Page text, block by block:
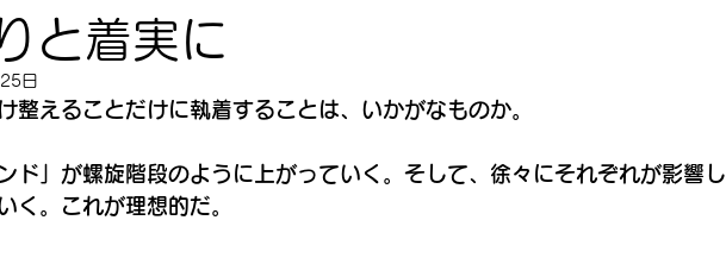
と着実に
日
整えることだけに執着することは、いかがなものか。
ド」が螺旋階段のように上がっていく。そして、徐々にそれぞれが影響し
く。これが理想的だ。